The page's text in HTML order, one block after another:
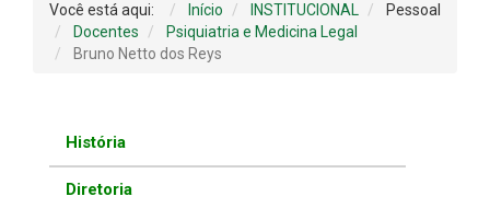
Você está aqui: Início INSTITUCIONAL
Pessoal
Docentes
Psiquiatria e Medicina Legal
Bruno Netto dos Reys
História
Diretoria